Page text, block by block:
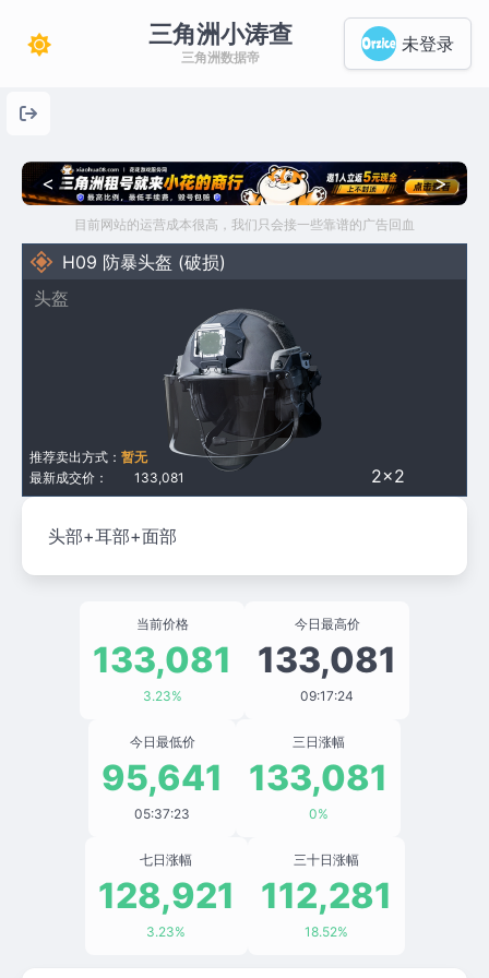
三角洲小涛查
三角洲数据帝
未登录
< >
目前网站的运营成本很高，我们只会接一些靠谱的广告回血
H09 防暴头盔 (破损)
头盔
2×2
最新成交价： 133,081
推荐卖出方式： 暂无
头部+耳部+面部
当前价格
133,081
3.23%
今日最高价
133,081
09:17:24
今日最低价
95,641
05:37:23
三日涨幅
133,081
0%
七日涨幅
128,921
3.23%
三十日涨幅
112,281
18.52%